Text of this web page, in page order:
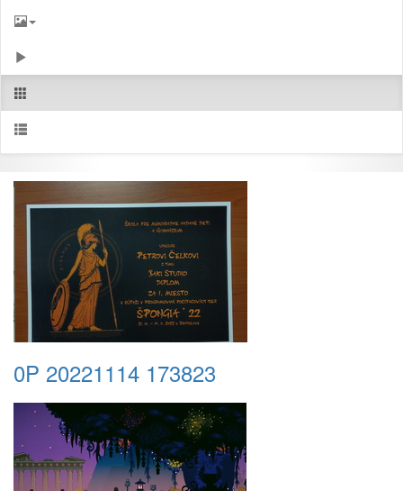
0P 20221114 173823